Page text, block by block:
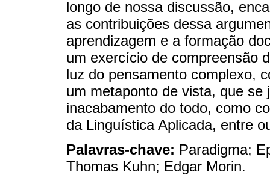
longo de nossa discussão,
as contribuições dessa
aprendizagem e a formação
um exercício de compreensão
luz do pensamento complexo,
um metaponto de vista, que se
inacabamento do todo, como
da Linguística Aplicada, entre
Palavras-chave: Paradigma;
Thomas Kuhn; Edgar Morin.